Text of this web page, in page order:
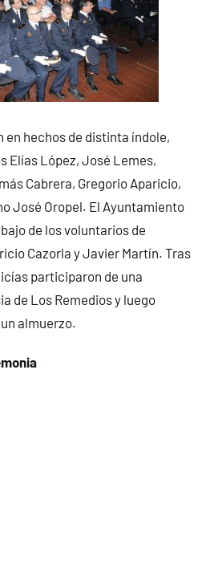
en hechos de distinta índole,
Elías López, José Lemes,
Cabrera, Gregorio Aparicio,
José Oropel. El Ayuntamiento
de los voluntarios de
Cazorla y Javier Martín. Tras
participaron de una
de Los Remedios y luego
almuerzo.